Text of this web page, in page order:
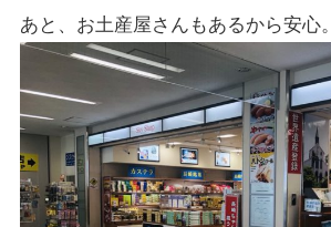
あと、お土産屋さんもあるから安心。